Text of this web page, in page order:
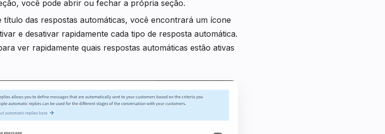
você pode abrir ou fechar a própria seção.
título das respostas automáticas, você encontrará um ícone
e desativar rapidamente cada tipo de resposta automática.
ver rapidamente quais respostas automáticas estão ativas